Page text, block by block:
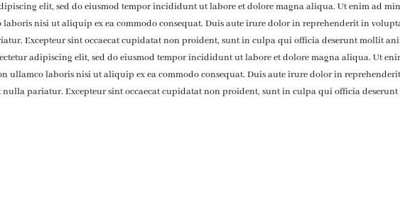
elit, sed do eiusmod tempor incididunt ut labore et dolore magna aliqua. Ut enim ad
nisi ut aliquip ex ea commodo consequat. Duis aute irure dolor in reprehenderit in
Excepteur sint occaecat cupidatat non proident, sunt in culpa qui officia deserunt mollit
adipiscing elit, sed do eiusmod tempor incididunt ut labore et dolore magna aliqua. Ut
ullamco laboris nisi ut aliquip ex ea commodo consequat. Duis aute irure dolor in
pariatur. Excepteur sint occaecat cupidatat non proident, sunt in culpa qui officia deserunt